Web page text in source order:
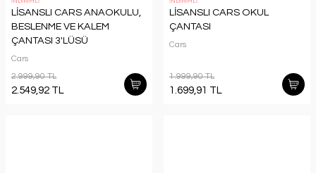
LİSANSLI CARS ANAOKULU,
BESLENME VE KALEM
ÇANTASI 3'LÜSÜ
Cars
2.999,90 TL
2.549,92 TL
LİSANSLI CARS OKUL
ÇANTASI
Cars
1.999,90 TL
1.699,91 TL